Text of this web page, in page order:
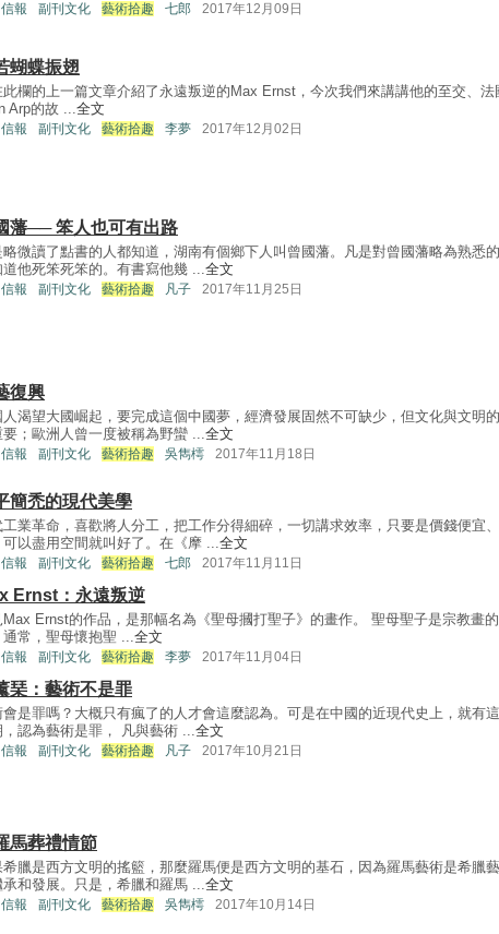
報 副刊文化 藝術拾趣 七郎 2017年12月09日
蝴蝶振翅
此欄的上一篇文章介紹了永遠叛逆的Max Ernst，今次我們來講講他的至交、法
Arp的故 ...全文
報 副刊文化 藝術拾趣 李夢 2017年12月02日
藩── 笨人也可有出路
略微讀了點書的人都知道，湖南有個鄉下人叫曾國藩。凡是對曾國藩略為熟悉
道他死笨死笨的。有書寫他幾 ...全文
報 副刊文化 藝術拾趣 凡子 2017年11月25日
復興
人渴望大國崛起，要完成這個中國夢，經濟發展固然不可缺少，但文化與文明
要；歐洲人曾一度被稱為野蠻 ...全文
報 副刊文化 藝術拾趣 吳雋樗 2017年11月18日
簡禿的現代美學
工業革命，喜歡將人分工，把工作分得細碎，一切講求效率，只要是價錢便宜
以盡用空間就叫好了。在《摩 ... 全文
報 副刊文化 藝術拾趣 七郎 2017年11月11日
Ernst：永遠叛逆
Max Ernst的作品，是那幅名為《聖母摑打聖子》的畫作。 聖母聖子是宗教畫
常，聖母懷抱聖 ... 全文
報 副刊文化 藝術拾趣 李夢 2017年11月04日
琹：藝術不是罪
會是罪嗎？大概只有瘋了的人才會這麼認為。可是在中國的近現代史上，就有
認為藝術是罪， 凡與藝術 ... 全文
報 副刊文化 藝術拾趣 凡子 2017年10月21日
馬葬禮情節
希臘是西方文明的搖籃，那麼羅馬便是西方文明的基石，因為羅馬藝術是希臘
和發展。只是，希臘和羅馬 ... 全文
報 副刊文化 藝術拾趣 吳雋樗 2017年10月14日